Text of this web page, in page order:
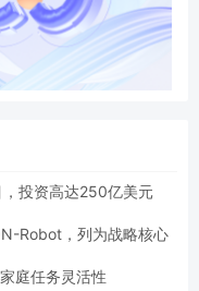
，投资高达250亿美元
Robot，列为战略核心
庭任务灵活性